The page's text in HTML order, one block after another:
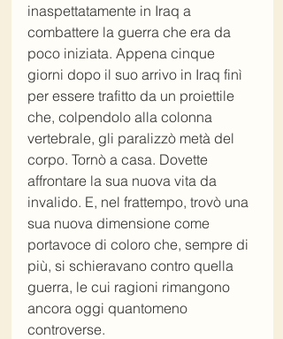
inaspettatamente in Iraq a
combattere la guerra che era da
poco iniziata. Appena cinque
giorni dopo il suo arrivo in Iraq finì
per essere trafitto da un proiettile
che, colpendolo alla colonna
vertebrale, gli paralizzò metà del
corpo. Tornò a casa. Dovette
affrontare la sua nuova vita da
invalido. E, nel frattempo, trovò una
sua nuova dimensione come
portavoce di coloro che, sempre di
più, si schieravano contro quella
guerra, le cui ragioni rimangono
ancora oggi quantomeno
controverse.